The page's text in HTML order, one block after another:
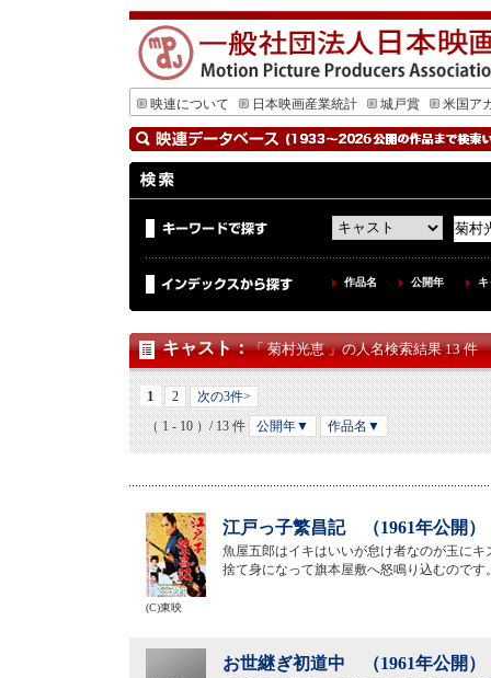
映連について 日本映画産業統計 城戸賞 米国ア
作品名 公開年
キャスト：「 菊村光恵 」の人名検索結果 13 件
1 2
次の3件>
（ 1 - 10 ）/ 13 件
公開年▼ 作品名▼
江戸っ子繁昌記 （1961年公開）
魚屋五郎はイキはいいが怠け者なのが玉に
捨て身になって旗本屋敷へ怒鳴り込むのです
(C)東映
お世継ぎ初道中 （1961年公開）